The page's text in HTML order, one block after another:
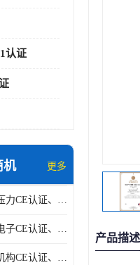
认证
机 更多
医疗CE认证、压力CE认证、阀门CE认证|贝安
建筑CE认证、电子CE认证、机械CE认证|贝安
CE认证、公告机构CE认证、欧盟公告CE认证|贝安
产品描述